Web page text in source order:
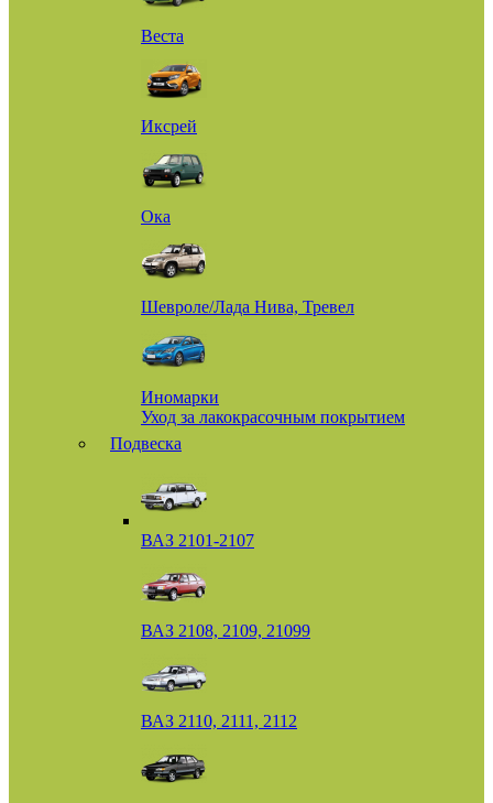
Веста
Иксрей
Ока
Шевроле/Лада Нива, Тревел
Иномарки
Уход за лакокрасочным покрытием
Подвеска
ВАЗ 2101-2107
ВАЗ 2108, 2109, 21099
ВАЗ 2110, 2111, 2112